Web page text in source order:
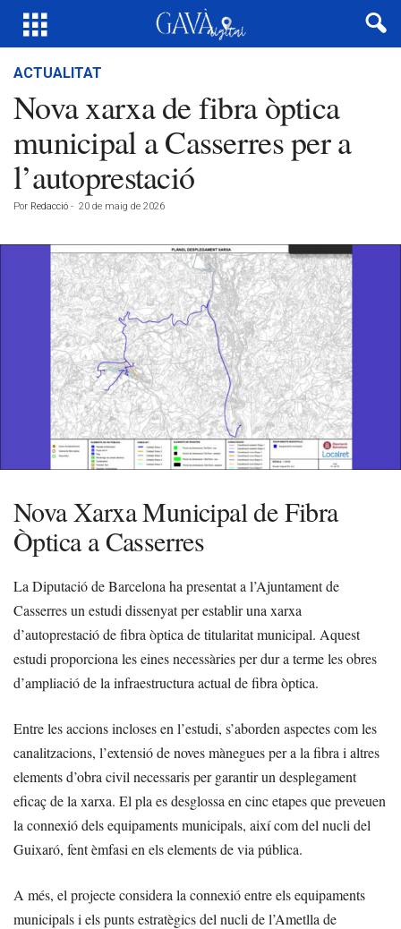
ACTUALITAT
Nova xarxa de fibra òptica
municipal a Casserres per a
l’autoprestació
Por Redacció - 20 de maig de 2026
Nova Xarxa Municipal de Fibra
Òptica a Casserres
La Diputació de Barcelona ha presentat a l’Ajuntament de
Casserres un estudi dissenyat per establir una xarxa
d’autoprestació de fibra òptica de titularitat municipal. Aquest
estudi proporciona les eines necessàries per dur a terme les obres
d’ampliació de la infraestructura actual de fibra òptica.
Entre les accions incloses en l’estudi, s’aborden aspectes com les
canalitzacions, l’extensió de noves mànegues per a la fibra i altres
elements d’obra civil necessaris per garantir un desplegament
eficaç de la xarxa. El pla es desglossa en cinc etapes que preveuen
la connexió dels equipaments municipals, així com del nucli del
Guixaró, fent èmfasi en els elements de via pública.
A més, el projecte considera la connexió entre els equipaments
municipals i els punts estratègics del nucli de l’Ametlla de